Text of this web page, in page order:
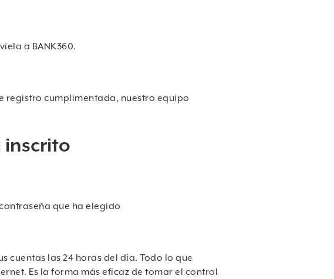
a BANK360.
registro cumplimentada, nuestro equipo
inscrito
que ha elegido
cuentas las 24 horas del día. Todo lo que
Es la forma más eficaz de tomar el control